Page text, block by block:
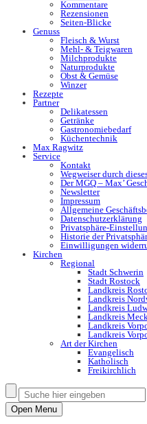
Kommentare
Rezensionen
Seiten-Blicke
Genuss
Fleisch & Wurst
Mehl- & Teigwaren
Milchprodukte
Naturprodukte
Obst & Gemüse
Winzer
Rezepte
Partner
Delikatessen
Getränke
Gastronomiebedarf
Küchentechnik
Max Ragwitz
Service
Kontakt
Wegweiser durch
Der MGQ – Max’
Newsletter
Impressum
Allgemeine
Datenschutzerklärung
Privatsphäre-
Historie der
Einwilligungen
Kirchen
Regional
Stadt Schwerin
Stadt Rostock
Landkreis
Landkreis
Landkreis
Landkreis
Landkreis
Landkreis
Art der Kirchen
Evangelisch
Katholisch
Freikirchlich
Open Menu